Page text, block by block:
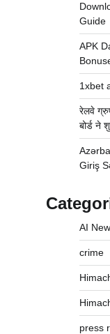
Guide
APK
1xbet
रेलवे
बोर्ड ने
Giriş
AI
crime
press